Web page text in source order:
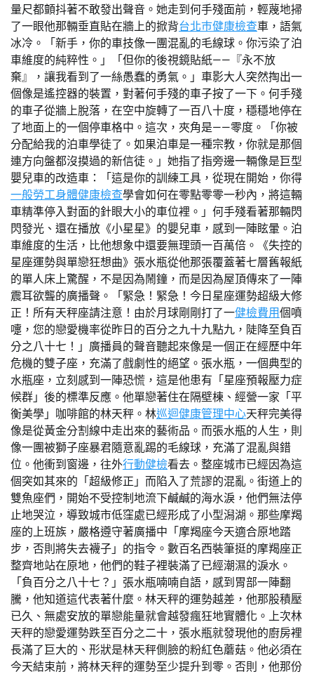
量尺都顫抖著不敢發出聲音。她走到何手殘面前，輕蔑地掃
了一眼他那輛垂直貼在牆上的掀背台北巿健康檢查車，語氣
冰冷。「新手，你的車技像一團混亂的毛線球。你污染了泊
車維度的純粹性。」「但你的後視鏡貼紙——『永不放
棄』，讓我看到了一絲愚蠢的勇氣。」車影大人突然掏出一
個像是遙控器的裝置，對著何手殘的車子按了一下。何手殘
的車子從牆上脫落，在空中旋轉了一百八十度，穩穩地停在
了地面上的一個停車格中。這次，夾角是——零度。「你被
分配給我的泊車學徒了。如果泊車是一種宗教，你就是那個
連方向盤都沒摸過的新信徒。」她指了指旁邊一輛像是巨型
嬰兒車的改造車：「這是你的訓練工具，從現在開始，你得
一般勞工身體健康檢查學會如何在零點零零一秒內，將這輛
車精準停入對面的針眼大小的車位裡。」何手殘看著那輛閃
閃發光、還在播放《小星星》的嬰兒車，感到一陣眩暈。泊
車維度的生活，比他想象中還要無理頭一百萬倍。《失控的
星座運勢與單戀狂想曲》張水瓶從他那張覆蓋著七層舊報紙
的單人床上驚醒，不是因為鬧鐘，而是因為屋頂傳來了一陣
震耳欲聾的廣播聲。「緊急！緊急！今日星座運勢超級大修
正！所有天秤座請注意！由於月球剛剛打了一健檢費用個噴
嚏，您的戀愛機率從昨日的百分之九十九點九，陡降至負百
分之八十七！」廣播員的聲音聽起來像是一個正在經歷中年
危機的雙子座，充滿了戲劇性的絕望。張水瓶，一個典型的
水瓶座，立刻感到一陣恐慌，這是他患有「星座預報壓力症
候群」後的標準反應。他單戀著住在隔壁棟、經營一家「平
衡美學」咖啡館的林天秤。林巡迴健康管理中心天秤完美得
像是從黃金分割線中走出來的藝術品。而張水瓶的人生，則
像一團被獅子座暴君隨意亂踢的毛線球，充滿了混亂與錯
位。他衝到窗邊，往外行動健檢看去。整座城市已經因為這
個突如其來的「超級修正」而陷入了荒謬的混亂。街道上的
雙魚座們，開始不受控制地流下鹹鹹的海水淚，他們無法停
止地哭泣，導致城市低窪處已經形成了小型潟湖。那些摩羯
座的上班族，嚴格遵守著廣播中「摩羯座今天適合原地踏
步，否則將失去襪子」的指令。數百名西裝筆挺的摩羯座正
整齊地站在原地，他們的鞋子裡裝滿了已經潮濕的淚水。
「負百分之八十七？」張水瓶喃喃自語，感到胃部一陣翻
騰，他知道這代表著什麼。林天秤的運勢越差，他那股積壓
已久、無處安放的單戀能量就會越發瘋狂地實體化。上次林
天秤的戀愛運勢跌至百分之二十，張水瓶就發現他的廚房裡
長滿了巨大的、形狀是林天秤側臉的粉紅色蘑菇。他必須在
今天結束前，將林天秤的運勢至少提升到零。否則，他那份